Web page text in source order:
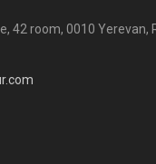
42 room, 0010 Yerevan,